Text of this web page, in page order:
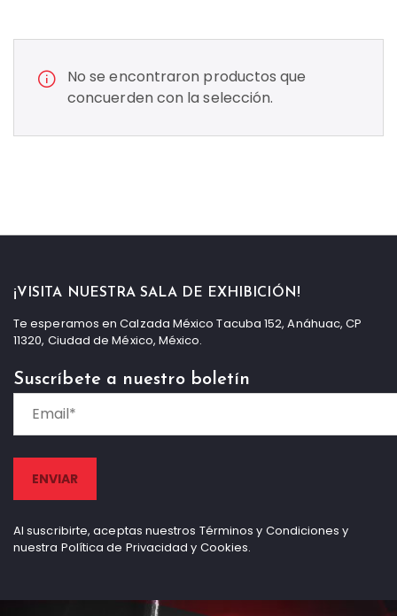
No se encontraron productos que
concuerden con la selección.
¡VISITA NUESTRA SALA DE EXHIBICIÓN!
Te esperamos en Calzada México Tacuba 152, Anáhuac, CP
11320, Ciudad de México, México.
Suscríbete a nuestro boletín
Al suscribirte, aceptas nuestros Términos y Condiciones y
nuestra Política de Privacidad y Cookies.